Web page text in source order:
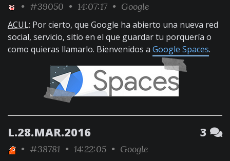
• #39050 • 14:07:17 • Google
ACUL: Por cierto, que Google ha abierto una nueva red
social, servicio, sitio en el que guardar tu porquería o
como quieras llamarlo. Bienvenidos a Google Spaces.
L.28.MAR.2016 3
• #38781 • 14:22:05 • Google